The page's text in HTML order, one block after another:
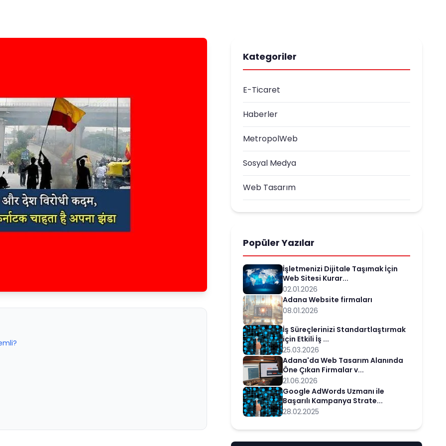
Kategoriler
E-Ticaret
Haberler
MetropolWeb
Sosyal Medya
Web Tasarım
Popüler Yazılar
İşletmenizi Dijitale Taşımak İçin
Web Sitesi Kurar...
02.01.2026
Adana Website firmaları
08.01.2026
İş Süreçlerinizi Standartlaştırmak
için Etkili İş ...
25.03.2026
Adana'da Web Tasarım Alanında
Öne Çıkan Firmalar v...
21.06.2026
Google AdWords Uzmanı ile
Başarılı Kampanya Strate...
28.02.2025